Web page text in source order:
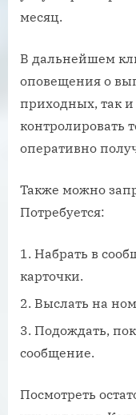
месяц.
В дальнейшем
оповещения о
приходных, так
контролировать
оперативно
Также можно
Потребуется:
Набрать в
карточки.
Выслать на
Подождать,
сообщение.
Посмотреть